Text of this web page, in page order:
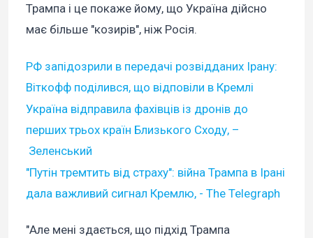
Трампа і це покаже йому, що Україна дійсно
має більше "козирів", ніж Росія.
РФ запідозрили в передачі розвідданих Ірану:
Віткофф поділився, що відповіли в Кремлі
Україна відправила фахівців із дронів до
перших трьох країн Близького Сходу, –
Зеленський
"Путін тремтить від страху": війна Трампа в Ірані
дала важливий сигнал Кремлю, - The Telegraph
"Але мені здається, що підхід Трампа